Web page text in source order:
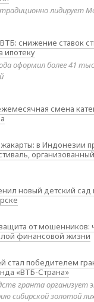
лидирует
снижение ставок
ипотеку
оформил более 41
смена
в Индонезии
новый детский
от мошенников:
финансовой жизни
стал победителем
«ВТБ-Страна»
гранта организует
сибирской золотой